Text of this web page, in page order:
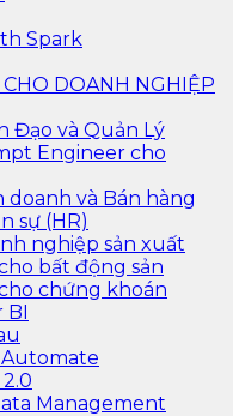
Spark
DOANH NGHIỆP
Đạo và Quản Lý
Engineer cho
doanh và Bán hàng
sự (HR)
nghiệp sản xuất
bất động sản
chứng khoán
BI
Management